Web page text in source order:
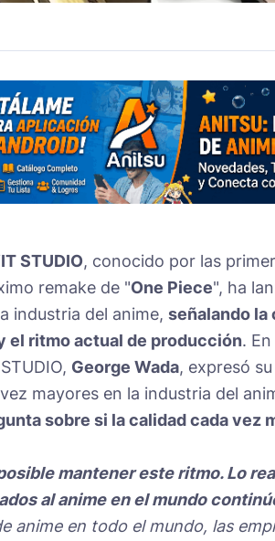
STUDIO, conocido por las
remake de "One Piece", ha
industria del anime, señalando
el ritmo actual de producción.
George Wada, expresó
mayores en la industria del
sobre si la calidad cada vez
mantener este ritmo. Lo
al anime en el mundo
anime en todo el mundo, las